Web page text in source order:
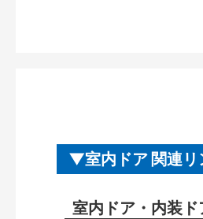
室内ドア 関連リ
室内ドア・内装